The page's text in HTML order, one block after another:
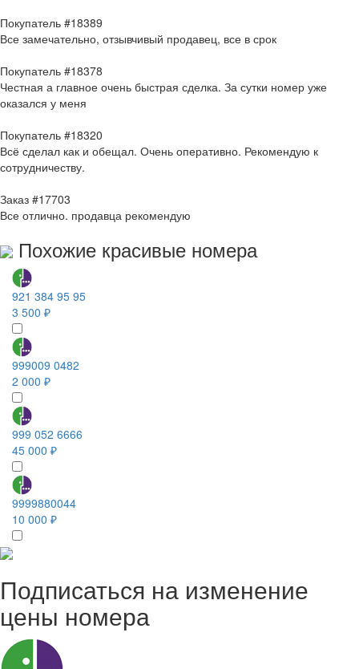
Покупатель #18389
Все замечательно, отзывчивый продавец, все в срок
Покупатель #18378
Честная а главное очень быстрая сделка. За сутки номер уже
оказался у меня
Покупатель #18320
Всё сделал как и обещал. Очень оперативно. Рекомендую к
сотрудничеству.
Заказ #17703
Все отлично. продавца рекомендую
Похожие красивые номера
921 384 95 95
3 500 ₽
999009 0482
2 000 ₽
999 052 6666
45 000 ₽
9999880044
10 000 ₽
Подписаться на изменение
цены номера